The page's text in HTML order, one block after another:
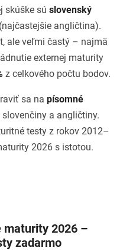
skúške sú slovenský
(najčastejšie angličtina).
ale veľmi častý – najmä
externej maturity
z celkového počtu bodov.
sa na písomné
a angličtiny.
testy z rokov 2012–
2026 s istotou.
maturity 2026 –
zadarmo